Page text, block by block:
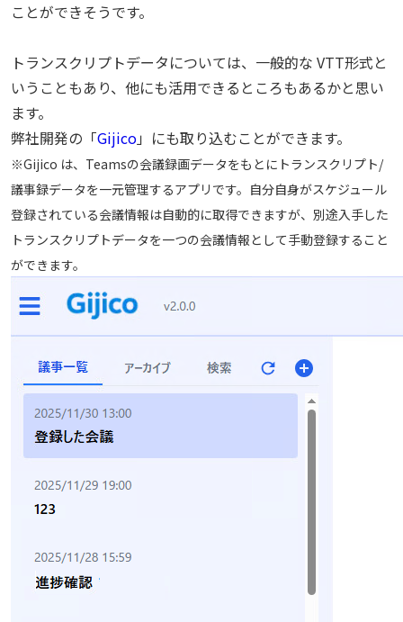
"endTimeMs"
"words"
{
"text"
"こ"
},
"endTimeMs": 6480,
"text" : "れ"
{
"startTimeMs"
"endTimeMs": 6720
"text": "導"
"locale"
},
],
2125,
}
]
ことができそうです。
トランスクリプトデータについては、一般的な VTT形式と
いうこともあり、他にも活用できるところもあるかと思い
ます。
弊社開発の「Gijico」にも取り込むことができます。
※Gijico は、Teamsの会議録画データをもとにトランスクリプト/
議事録データを一元管理するアプリです。自分自身がスケジュール
登録されている会議情報は自動的に取得できますが、別途入手した
トランスクリプトデータを一つの会議情報として手動登録すること
ができます。